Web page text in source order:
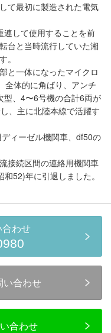
レビュー
お友達登録
て最初に製造された電気
連して使用することを前
台と当時流行していた湘
。
と一体になったマイクロ
全体的に角ばり、アンチ
型、4〜6号機の合計6両が
、主に北陸本線で活躍す
ィーゼル機関車、df50の
接続区間の連絡用機関車
52)年に引退しました。
合わせ
い合わせ
合わせ